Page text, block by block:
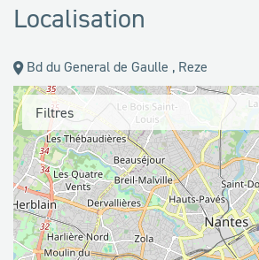
Localisation
Bd du General de Gaulle , Reze
Filtres